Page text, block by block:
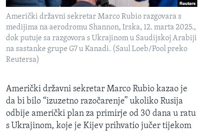
Američki državni sekretar Marco Rubio razgovara s
medijima na aerodromu Shannon, Irska, 12. marta 2025.,
dok putuje sa razgovora s Ukrajinom u Saudijskoj Arabiji
na sastanke grupe G7 u Kanadi. (Saul Loeb/Pool preko
Reutersa)
Američki državni sekretar Marco Rubio kazao je
da bi bilo “izuzetno razočarenje” ukoliko Rusija
odbije američki plan za primirje od 30 dana u ratu
s Ukrajinom, koje je Kijev prihvatio jučer tijekom